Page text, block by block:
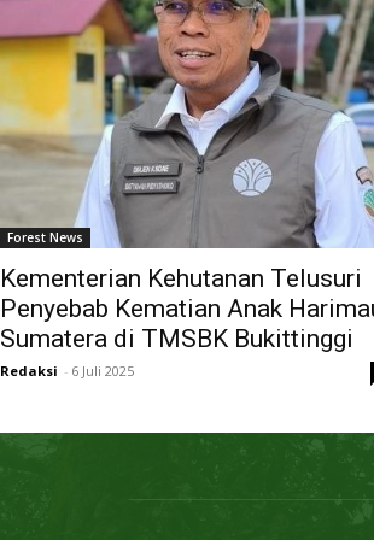
Forest News
Kementerian Kehutanan Telusuri
Penyebab Kematian Anak
Sumatera di TMSBK Bukittinggi
Redaksi - 6 Juli 2025